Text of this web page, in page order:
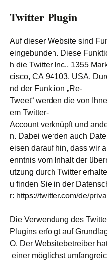
Twitter Plugin
Auf dieser Website sind
eingebunden. Diese
h die Twitter Inc., 1355
cisco, CA 94103, USA.
nd der Funktion „Re-
Tweet“ werden die von
em Twitter-
Account verknüpft und
n. Dabei werden auch
eisen darauf hin, dass wir
enntnis vom Inhalt der
utzung durch Twitter
u finden Sie in der
r: https://twitter.com/de/
Die Verwendung des
Plugins erfolgt auf
O. Der Websitebetreiber
einer möglichst